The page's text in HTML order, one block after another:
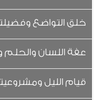
خلق التواضع
عفة اللسان والحلم
قيام الليل